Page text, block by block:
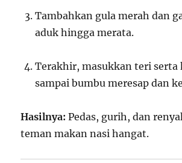
Tambahkan gula merah dan
aduk hingga merata.
Terakhir, masukkan teri serta
sampai bumbu meresap dan
Hasilnya: Pedas, gurih, dan
teman makan nasi hangat.